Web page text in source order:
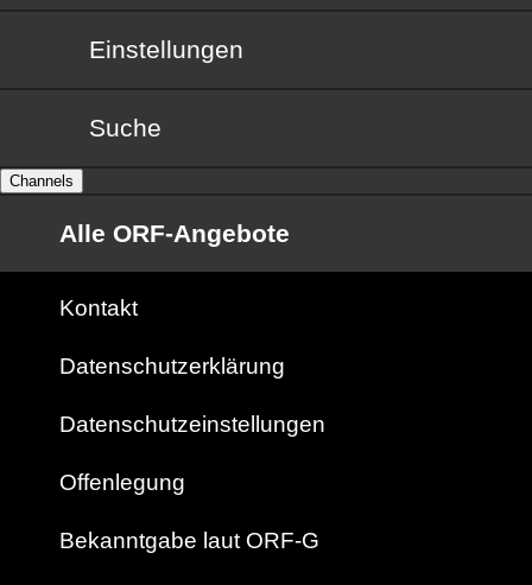
Einstellungen
Suche
Channels
Alle ORF-Angebote
Kontakt
Datenschutzerklärung
Datenschutzeinstellungen
Offenlegung
Bekanntgabe laut ORF-G